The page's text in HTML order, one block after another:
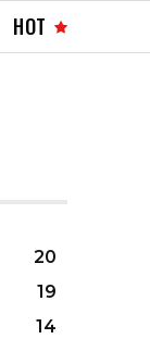
HOT
20
19
14